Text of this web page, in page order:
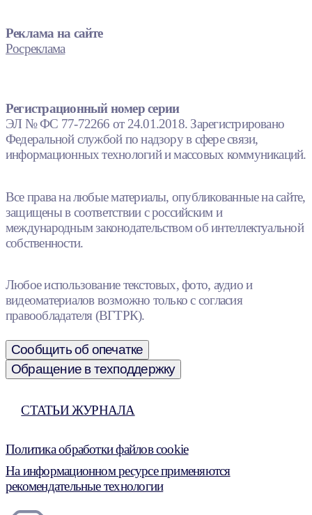
Реклама на сайте
Росреклама
Регистрационный номер серии
ЭЛ № ФС 77-72266 от 24.01.2018. Зарегистрировано
Федеральной службой по надзору в сфере связи,
информационных технологий и массовых коммуникаций.
Все права на любые материалы, опубликованные на сайте,
защищены в соответствии с российским и
международным законодательством об интеллектуальной
собственности.
Любое использование текстовых, фото, аудио и
видеоматериалов возможно только с согласия
правообладателя (ВГТРК).
Сообщить об опечатке
Обращение в техподдержку
СТАТЬИ ЖУРНАЛА
Политика обработки файлов cookie
На информационном ресурсе применяются
рекомендательные технологии